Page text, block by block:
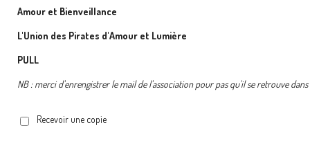
Amour et Bienveillance
L'Union des Pirates d'Amour et Lumière
PULL
NB : merci d'enrengistrer le mail de l'association pour pas qu'il se retrouve dans
Recevoir une copie